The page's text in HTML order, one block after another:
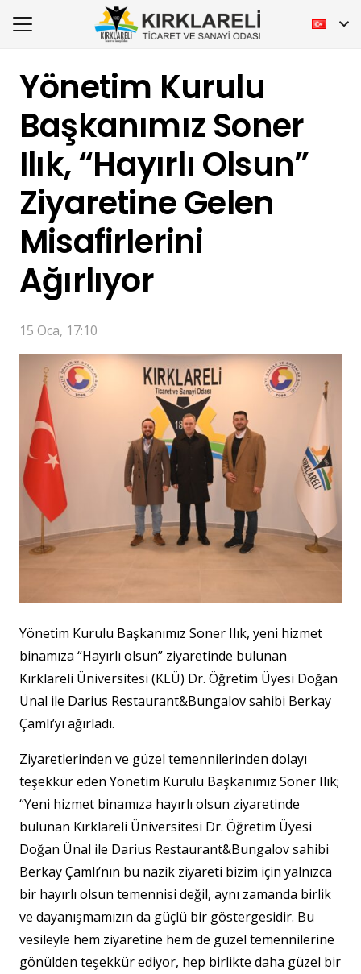
Yönetim Kurulu
Başkanımız Soner
Ilık, “Hayırlı Olsun”
Ziyaretine Gelen
Misafirlerini
Ağırlıyor
15 Oca, 17:10
Yönetim Kurulu Başkanımız Soner Ilık, yeni hizmet
binamıza “Hayırlı olsun” ziyaretinde bulunan
Kırklareli Üniversitesi (KLÜ) Dr. Öğretim Üyesi Doğan
Ünal ile Darius Restaurant&Bungalov sahibi Berkay
Çamlı’yı ağırladı.
Ziyaretlerinden ve güzel temennilerinden dolayı
teşekkür eden Yönetim Kurulu Başkanımız Soner Ilık;
“Yeni hizmet binamıza hayırlı olsun ziyaretinde
bulunan Kırklareli Üniversitesi Dr. Öğretim Üyesi
Doğan Ünal ile Darius Restaurant&Bungalov sahibi
Berkay Çamlı’nın bu nazik ziyareti bizim için yalnızca
bir hayırlı olsun temennisi değil, aynı zamanda birlik
ve dayanışmamızın da güçlü bir göstergesidir. Bu
vesileyle hem ziyaretine hem de güzel temennilerine
gönülden teşekkür ediyor, hep birlikte daha güzel bir